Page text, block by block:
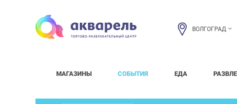
ВОЛГОГРАД
МАГАЗИНЫ СОБЫТИЯ ЕДА